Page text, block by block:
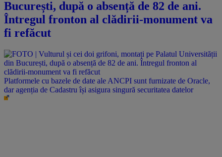
București, după o absență de 82 de ani.
Întregul fronton al clădirii-monument va
fi refăcut
Platformele cu bazele de date ale ANCPI sunt furnizate de Oracle,
dar agenția de Cadastru își asigura singură securitatea datelor